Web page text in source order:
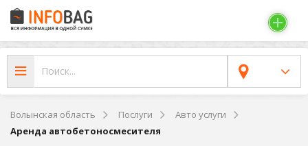
Волынская область Послуги
Авто услуги
Аренда автобетоносмесителя